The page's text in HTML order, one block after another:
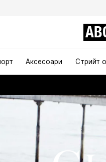
Аксесоари Стрийт